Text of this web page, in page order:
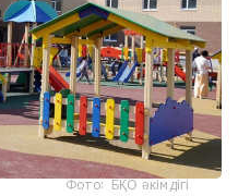
Фото: БҚО әкімдігі